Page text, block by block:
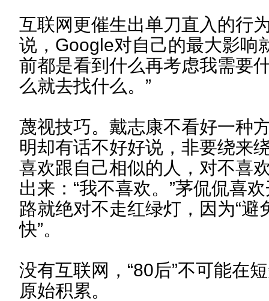
互联网更催生出单刀直入的行
说，Google对自己的最大影响
前都是看到什么再考虑我需要
么就去找什么。”
蔑视技巧。戴志康不看好一种
明却有话不好好说，非要绕来
喜欢跟自己相似的人，对不喜
出来：“我不喜欢。”茅侃侃喜
路就绝对不走红绿灯，因为“避
快”。
没有互联网，“80后”不可能在
原始积累。